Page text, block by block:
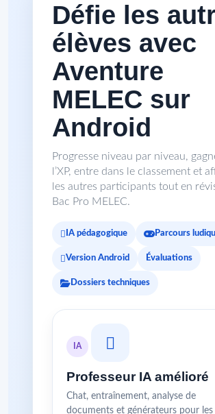
Défie les
élèves avec
Aventure
MELEC sur
Android
Progresse niveau par niveau,
l’XP, entre dans le classement et
les autres participants tout en
Bac Pro MELEC.
IA pédagogique Parcours
Version Android Évaluations
Dossiers techniques
IA
Professeur IA amélioré
Chat, entraînement, analyse de
documents et générateurs pour les